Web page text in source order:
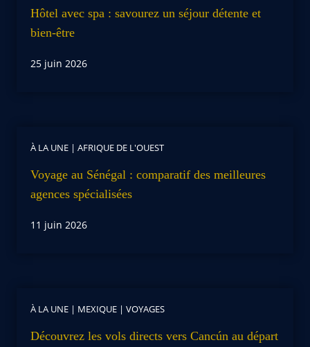
Hôtel avec spa : savourez un séjour détente et
bien-être
25 juin 2026
À LA UNE | AFRIQUE DE L'OUEST
Voyage au Sénégal : comparatif des meilleures
agences spécialisées
11 juin 2026
À LA UNE | MEXIQUE | VOYAGES
Découvrez les vols directs vers Cancún au départ